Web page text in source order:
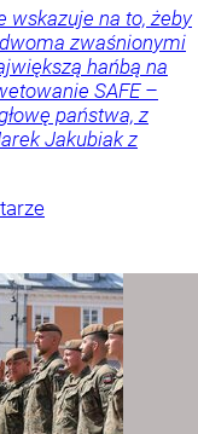
wskazuje na to, żeby
zwaśnionymi
hańbą na
SAFE –
państwa, z
Jakubiak z